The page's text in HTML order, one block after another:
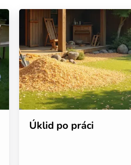
Úklid po práci